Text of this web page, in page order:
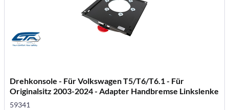
Drehkonsole - Für Volkswagen T5/T6/T6.1 - Für
Originalsitz 2003-2024 - Adapter Handbremse Linkslenke
59341